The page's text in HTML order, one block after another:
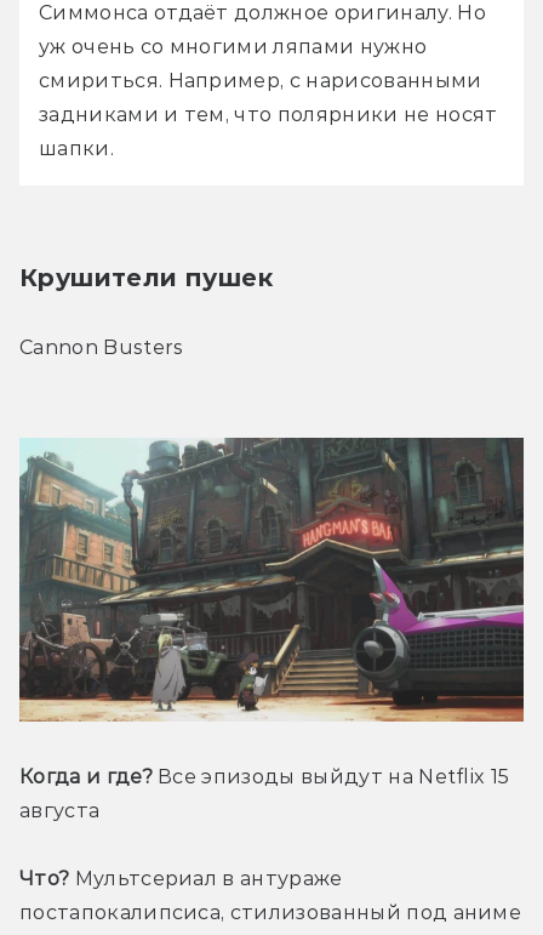
Симмонса отдаёт должное оригиналу. Но
уж очень со многими ляпами нужно
смириться. Например, с нарисованными
задниками и тем, что полярники не носят
шапки.
Крушители пушек
Cannon Busters
Когда и где? Все эпизоды выйдут на Netflix 15
августа
Что? Мультсериал в антураже
постапокалипсиса, стилизованный под аниме